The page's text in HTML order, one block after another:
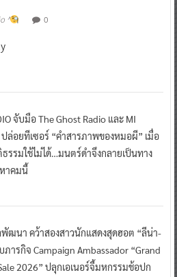
^ 0
จับมือ The Ghost Radio และ MI
ปล่อยทีเซอร์ “คำสารภาพของหมอผี” เมื่อ
รรมใช้ไม่ได้…มนตร์ดำจึงกลายเป็นทาง
าคมนี้
พัฒนา คว้าสองสาวนักแสดงสุดฮอต “ลีน่า-
ภารกิจ Campaign Ambassador “Grand
2026” ปลุกเอเนอร์จี้มหกรรมช้อปก